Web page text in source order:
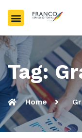
Tag:
Home